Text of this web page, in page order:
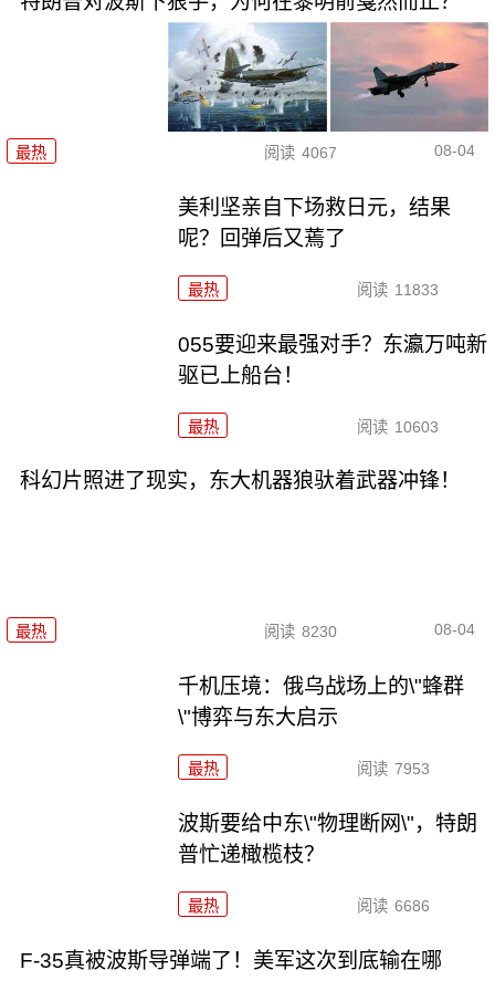
最热 阅读 4067 08-04
美利坚亲自下场救日元，结果
呢？回弹后又蔫了
最热 阅读 11833
055要迎来最强对手？东瀛万吨新
驱已上船台！
最热 阅读 10603
科幻片照进了现实，东大机器狼驮着武器冲锋！
最热 阅读 8230 08-04
千机压境：俄乌战场上的\"蜂群
\"博弈与东大启示
最热 阅读 7953
波斯要给中东\"物理断网\"，特朗
普忙递橄榄枝？
最热 阅读 6686
F-35真被波斯导弹端了！美军这次到底输在哪